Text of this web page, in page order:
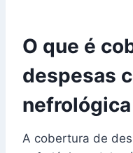
O que é
despesas
A cobertura de